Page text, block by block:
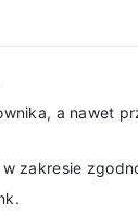
a nawet
zakresie